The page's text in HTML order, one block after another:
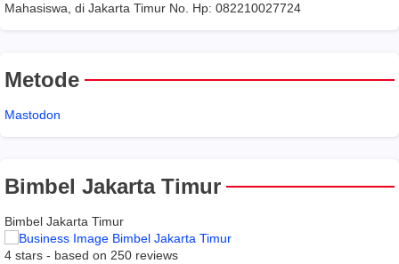
Mahasiswa, di Jakarta Timur No. Hp: 082210027724
Metode
Mastodon
Bimbel Jakarta Timur
Bimbel Jakarta Timur
4 stars - based on 250 reviews